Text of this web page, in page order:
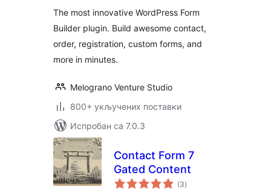
The most innovative WordPress Form
Builder plugin. Build awesome contact,
order, registration, custom forms, and
more in minutes.
Melograno Venture Studio
800+ укључених поставки
Испробан са 7.0.3
Contact Form 7
Gated Content
(3укупних
оцена
)